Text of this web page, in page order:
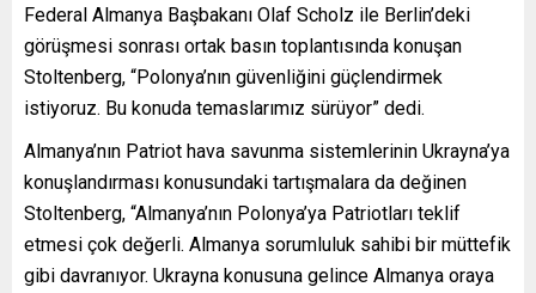
Federal Almanya Başbakanı Olaf Scholz ile Berlin’deki
görüşmesi sonrası ortak basın toplantısında konuşan
Stoltenberg, “Polonya’nın güvenliğini güçlendirmek
istiyoruz. Bu konuda temaslarımız sürüyor” dedi.
Almanya’nın Patriot hava savunma sistemlerinin Ukrayna’ya
konuşlandırması konusundaki tartışmalara da değinen
Stoltenberg, “Almanya’nın Polonya’ya Patriotları teklif
etmesi çok değerli. Almanya sorumluluk sahibi bir müttefik
gibi davranıyor. Ukrayna konusuna gelince Almanya oraya